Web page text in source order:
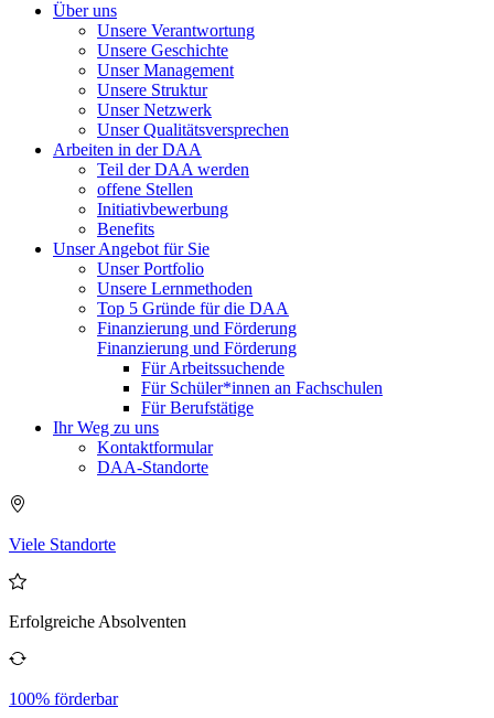
Über uns
Unsere Verantwortung
Unsere Geschichte
Unser Management
Unsere Struktur
Unser Netzwerk
Unser Qualitätsversprechen
Arbeiten in der DAA
Teil der DAA werden
offene Stellen
Initiativbewerbung
Benefits
Unser Angebot für Sie
Unser Portfolio
Unsere Lernmethoden
Top 5 Gründe für die DAA
Finanzierung und Förderung
Finanzierung und Förderung
Für Arbeitssuchende
Für Schüler*innen an Fachschulen
Für Berufstätige
Ihr Weg zu uns
Kontaktformular
DAA-Standorte
Viele Standorte
Erfolgreiche Absolventen
100% förderbar